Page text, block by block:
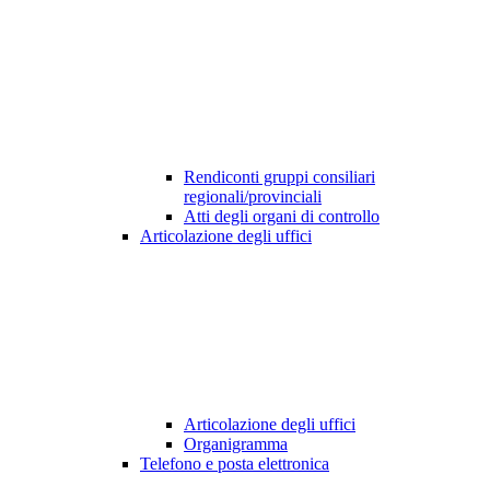
Rendiconti gruppi consiliari
regionali/provinciali
Atti degli organi di controllo
Articolazione degli uffici
Articolazione degli uffici
Organigramma
Telefono e posta elettronica